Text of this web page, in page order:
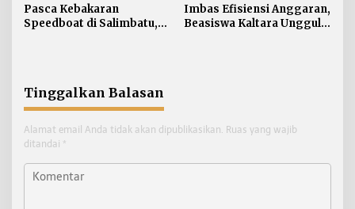
Pasca Kebakaran
Speedboat di Salimbatu,
Imbas Efisiensi Anggaran,
Beasiswa Kaltara Unggul
Tinggalkan Balasan
Alamat email Anda tidak akan dipublikasikan. Ruas yang wajib
ditandai *